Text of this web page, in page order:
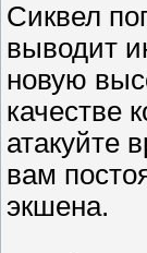
Сиквел
выводит
новую
качестве
атакуйте
вам
экшена.